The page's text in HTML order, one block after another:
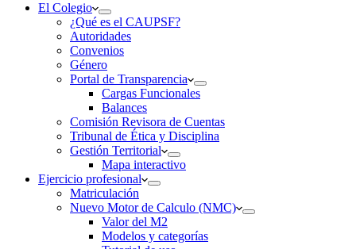
El Colegio
¿Qué es el CAUPSF?
Autoridades
Convenios
Género
Portal de Transparencia
Cargas Funcionales
Balances
Comisión Revisora de Cuentas
Tribunal de Ética y Disciplina
Gestión Territorial
Mapa interactivo
Ejercicio profesional
Matriculación
Nuevo Motor de Calculo (NMC)
Valor del M2
Modelos y categorías